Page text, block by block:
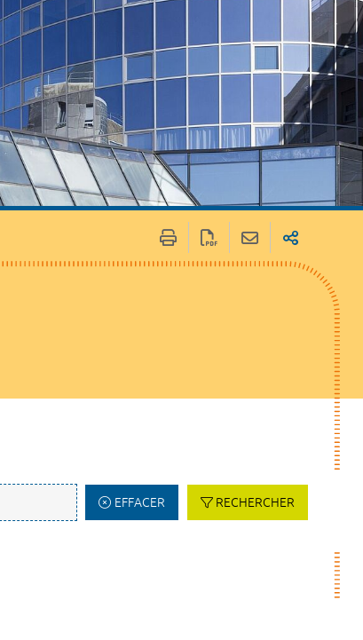
EFFACER RECHERCHER